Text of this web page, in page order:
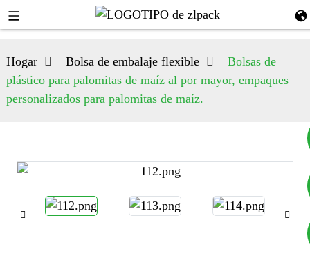
Hogar Bolsa de embalaje flexible
Bolsas de
plástico para palomitas de maíz al por mayor, empaques
personalizados para palomitas de maíz.